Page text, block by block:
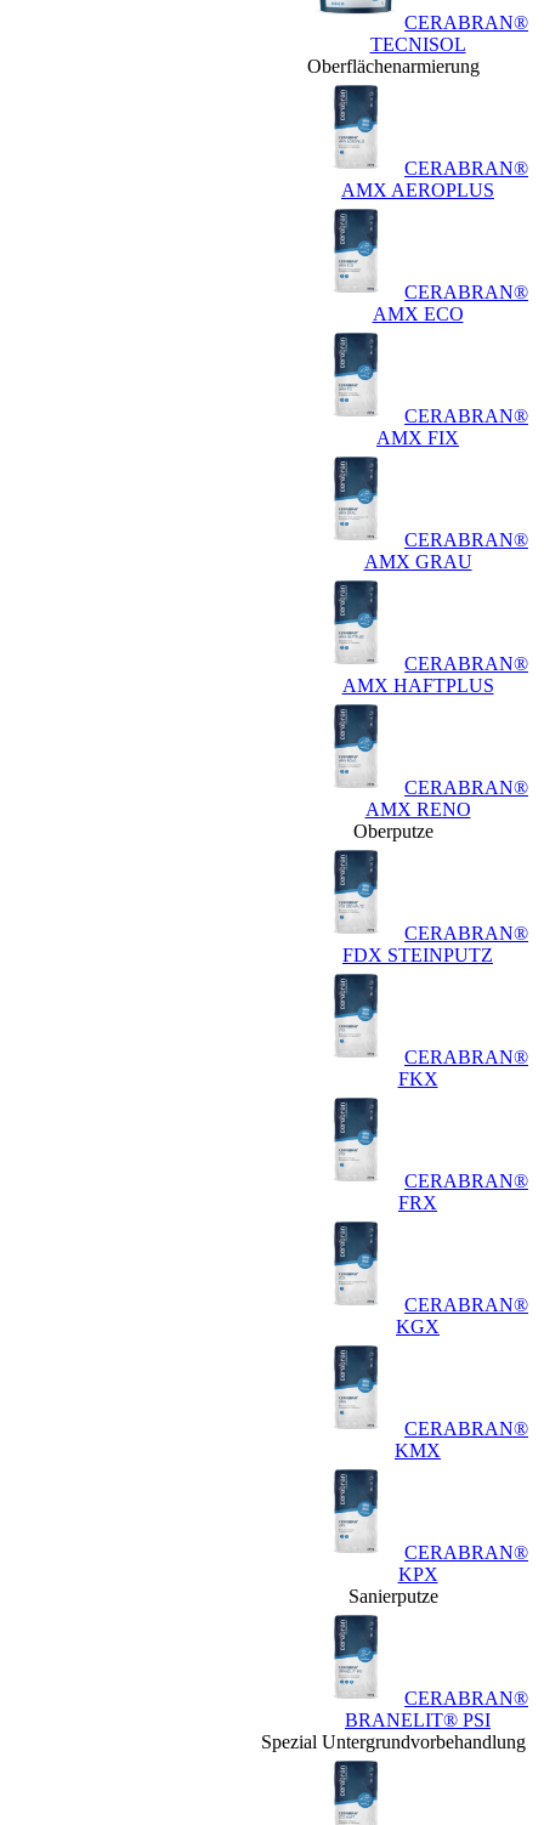
CERABRAN®
TECNISOL
Oberflächenarmierung
CERABRAN®
AMX AEROPLUS
CERABRAN®
AMX ECO
CERABRAN®
AMX FIX
CERABRAN®
AMX GRAU
CERABRAN®
AMX HAFTPLUS
CERABRAN®
AMX RENO
Oberputze
CERABRAN®
FDX STEINPUTZ
CERABRAN®
FKX
CERABRAN®
FRX
CERABRAN®
KGX
CERABRAN®
KMX
CERABRAN®
KPX
Sanierputze
CERABRAN®
BRANELIT® PSI
Spezial Untergrundvorbehandlung